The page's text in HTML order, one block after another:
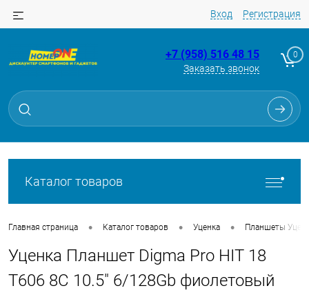
Вход Регистрация
+7 (958) 516 48 15
Заказать звонок
0
Каталог товаров
Главная страница • Каталог товаров • Уценка • Планшеты
Уценка Планшет Digma Pro HIT 18
T606 8C 10.5" 6/128Gb фиолетовый
Для клиентов всех банков
Разбейте
без переплат
Сегодня